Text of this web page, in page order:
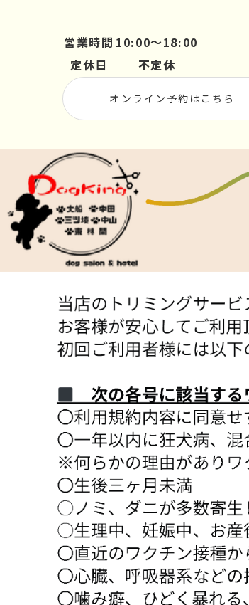
営業時間 10:00～18:00
定休日
不定休
オンライン予約はこちら